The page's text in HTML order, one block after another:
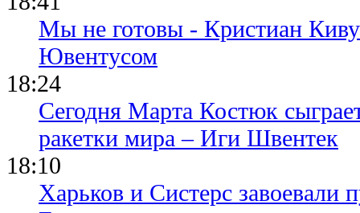
Мы не готовы - Кристиан
Ювентусом
18:24
Сегодня Марта Костюк
ракетки мира – Иги Швентек
18:10
Харьков и Систерс завоевали